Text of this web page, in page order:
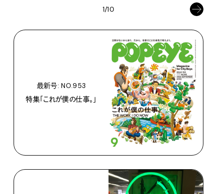
1/10
最新号: NO.953
特集「これが僕の仕事。」